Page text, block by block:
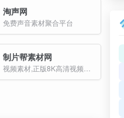
淘声网
免费声音素材聚合平台
制片帮素材网